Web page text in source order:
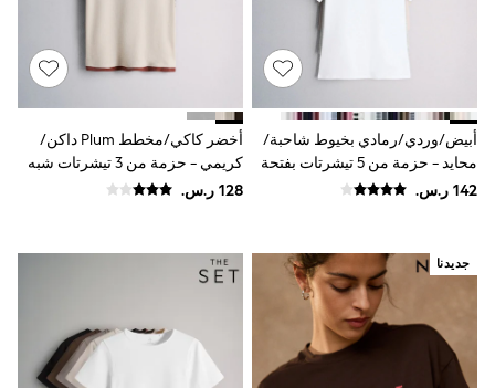
River Island
All Boys Schoolwear
Trousers
Shorts
Shirts
Polo Shirts
Sweatshirts & Jumpers
Socks
Multipacks
All Boys Sport & Swimwear
Trainers & Pumps
Swimwear
أبيض/وردي/رمادي بخيوط شاحبة/
محايد - حزمة من 5 تيشرتات بفتحة
ياقة بحافة مستديرة وبتلبيس ضيق
أخضر كاكي/مخطط Plum داكن/
كريمي - حزمة من 3 تيشرتات شبه
شفافة بملمس ناعم ومزينة بطبقة
جديدنا